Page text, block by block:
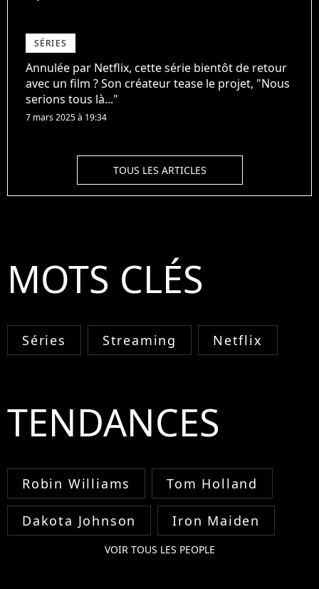
SÉRIES
Annulée par Netflix, cette série bientôt de retour
avec un film ? Son créateur tease le projet, "Nous
serions tous là..."
7 mars 2025 à 19:34
TOUS LES ARTICLES
MOTS CLÉS
Séries Streaming Netflix
TENDANCES
Robin Williams Tom Holland
Dakota Johnson Iron Maiden
VOIR TOUS LES PEOPLE